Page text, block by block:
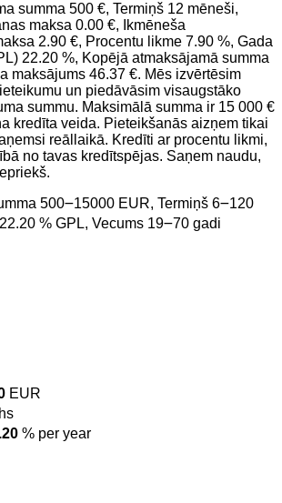
summa 500 €, Termiņš 12 mēneši,
maksa 0.00 €, Ikmēneša
2.90 €, Procentu likme 7.90 %, Gada
22.20 %, Kopējā atmaksājamā summa
maksājums 46.37 €. Mēs izvērtēsim
un piedāvāsim visaugstāko
summu. Maksimālā summa ir 15 000 €
kredīta veida. Pieteikšanās aizņem tikai
reāllaikā. Kredīti ar procentu likmi,
no tavas kredītspējas. Saņem naudu,
500౼15000 EUR, Termiņš 6౼120
% GPL, Vecums 19౼70 gadi
EUR
% per year